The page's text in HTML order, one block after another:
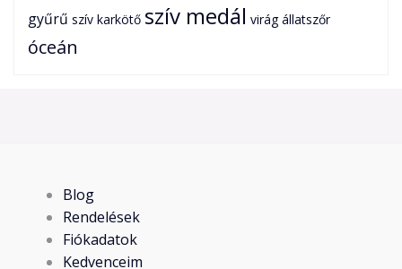
gyűrű szív karkötő szív medál virág állatszőr
óceán
Blog
Rendelések
Fiókadatok
Kedvenceim